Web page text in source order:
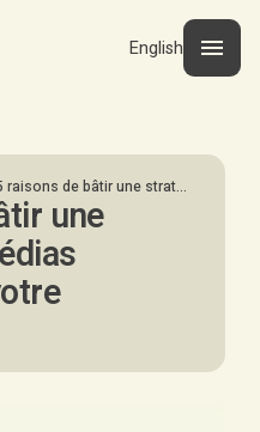
English
5 raisons de bâtir une stratégie de médias sociaux pour votre entreprise
une